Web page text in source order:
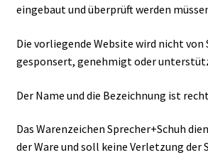
eingebaut und überprüft werden
Die vorliegende Website wird nicht von
gesponsert, genehmigt oder
Der Name und die Bezeichnung ist
Das Warenzeichen Sprecher+Schuh
der Ware und soll keine Verletzung der